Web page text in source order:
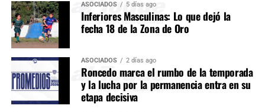
ASOCIADOS 5 días ago
Inferiores Masculinas: Lo que dejó la
fecha 18 de la Zona de Oro
ASOCIADOS 2 días ago
Roncedo marca el rumbo de la temporada
y la lucha por la permanencia entra en su
etapa decisiva